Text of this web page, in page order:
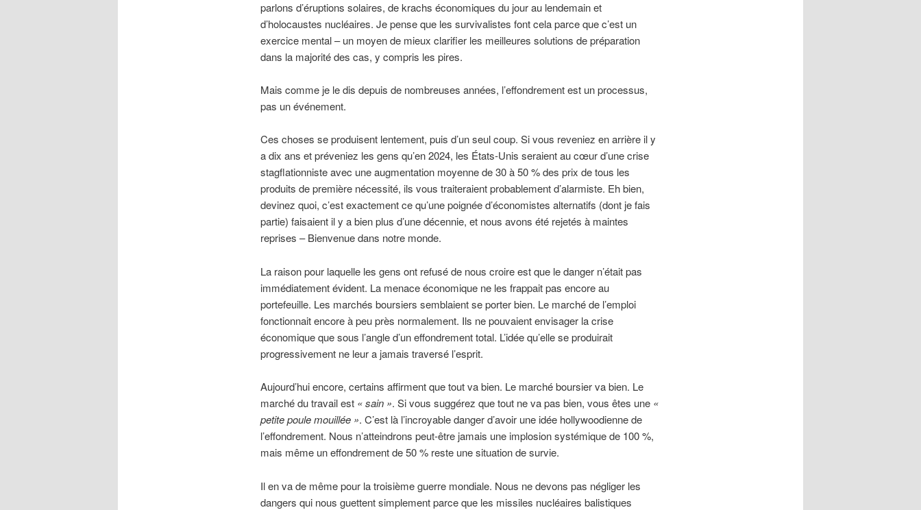
parlons d’éruptions solaires, de krachs économiques du jour au lendemain et
d’holocaustes nucléaires. Je pense que les survivalistes font cela parce que c’est un
exercice mental – un moyen de mieux clarifier les meilleures solutions de préparation
dans la majorité des cas, y compris les pires.
Mais comme je le dis depuis de nombreuses années, l’effondrement est un processus,
pas un événement.
Ces choses se produisent lentement, puis d’un seul coup. Si vous reveniez en arrière il y
a dix ans et préveniez les gens qu’en 2024, les États-Unis seraient au cœur d’une crise
stagflationniste avec une augmentation moyenne de 30 à 50 % des prix de tous les
produits de première nécessité, ils vous traiteraient probablement d’alarmiste. Eh bien,
devinez quoi, c’est exactement ce qu’une poignée d’économistes alternatifs (dont je fais
partie) faisaient il y a bien plus d’une décennie, et nous avons été rejetés à maintes
reprises – Bienvenue dans notre monde.
La raison pour laquelle les gens ont refusé de nous croire est que le danger n’était pas
immédiatement évident. La menace économique ne les frappait pas encore au
portefeuille. Les marchés boursiers semblaient se porter bien. Le marché de l’emploi
fonctionnait encore à peu près normalement. Ils ne pouvaient envisager la crise
économique que sous l’angle d’un effondrement total. L’idée qu’elle se produirait
progressivement ne leur a jamais traversé l’esprit.
Aujourd’hui encore, certains affirment que tout va bien. Le marché boursier va bien. Le
marché du travail est « sain ». Si vous suggérez que tout ne va pas bien, vous êtes une «
petite poule mouillée ». C’est là l’incroyable danger d’avoir une idée hollywoodienne de
l’effondrement. Nous n’atteindrons peut-être jamais une implosion systémique de 100 %,
mais même un effondrement de 50 % reste une situation de survie.
Il en va de même pour la troisième guerre mondiale. Nous ne devons pas négliger les
dangers qui nous guettent simplement parce que les missiles nucléaires balistiques